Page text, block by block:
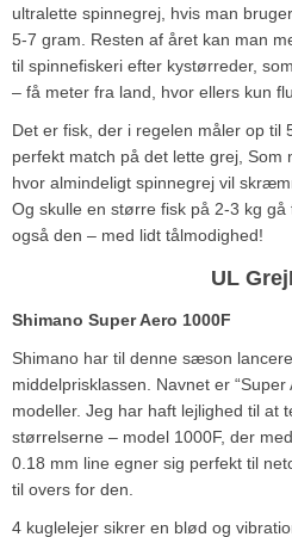
ultralette spinnegrej, hvis man
5-7 gram. Resten af året kan man
til spinnefiskeri efter kystørreder,
– få meter fra land, hvor ellers kun
Det er fisk, der i regelen måler op til
perfekt match på det lette grej, Som
hvor almindeligt spinnegrej vil
Og skulle en større fisk på 2-3 kg
også den – med lidt tålmodighed!
UL
Shimano Super Aero 1000F
Shimano har til denne sæson
middelprisklassen. Navnet er
modeller. Jeg har haft lejlighed til at
størrelserne – model 1000F, der
0.18 mm line egner sig perfekt til
til overs for den.
4 kuglelejer sikrer en blød og